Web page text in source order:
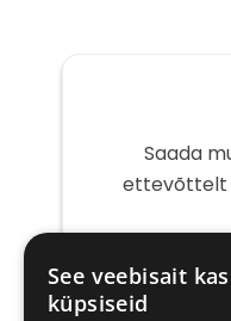
Saada
ettevõttelt
post
See veebisait
küpsiseid